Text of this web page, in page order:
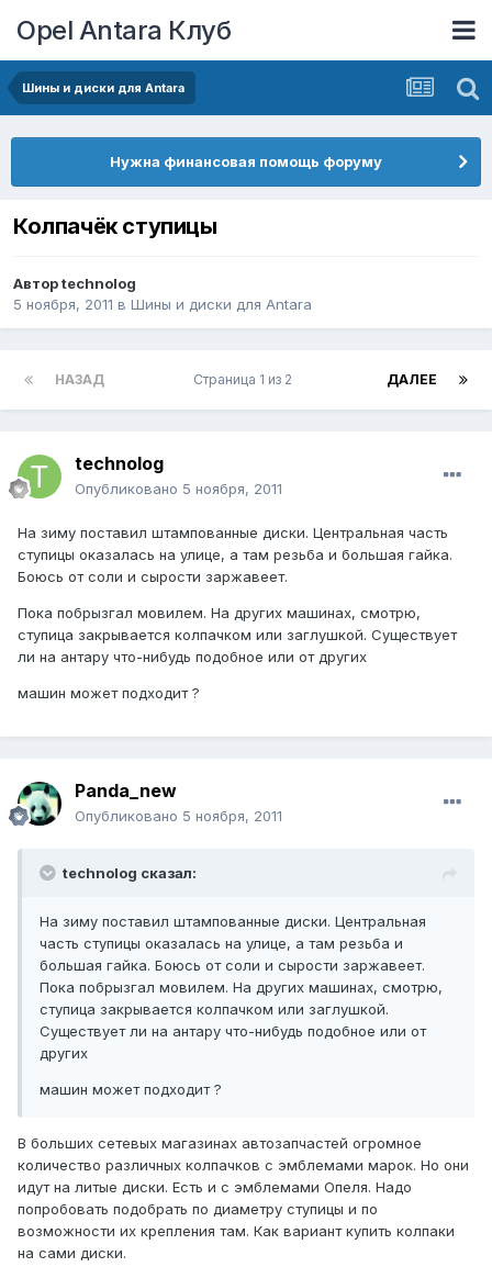
Opel Antara Клуб
Шины и диски для Antara
Нужна финансовая помощь форуму
Колпачёк ступицы
Авторtechnolog
5 ноября, 2011 в Шины и диски для Antara
НАЗАД ДАЛЕЕ
Страница 1 из 2
technolog
Опубликовано 5 ноября, 2011
На зиму поставил штампованные диски. Центральная часть
ступицы оказалась на улице, а там резьба и большая гайка.
Боюсь от соли и сырости заржавеет.
Пока побрызгал мовилем. На других машинах, смотрю,
ступица закрывается колпачком или заглушкой. Существует
ли на антару что-нибудь подобное или от других
машин может подходит ?
Panda_new
Опубликовано 5 ноября, 2011
technolog сказал:
На зиму поставил штампованные диски. Центральная
часть ступицы оказалась на улице, а там резьба и
большая гайка. Боюсь от соли и сырости заржавеет.
Пока побрызгал мовилем. На других машинах, смотрю,
ступица закрывается колпачком или заглушкой.
Существует ли на антару что-нибудь подобное или от
других
машин может подходит ?
В больших сетевых магазинах автозапчастей огромное
количество различных колпачков с эмблемами марок. Но они
идут на литые диски. Есть и с эмблемами Опеля. Надо
попробовать подобрать по диаметру ступицы и по
возможности их крепления там. Как вариант купить колпаки
на сами диски.